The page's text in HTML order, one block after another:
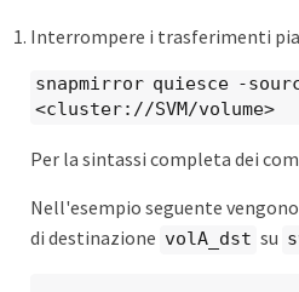
Interrompere i trasferimenti
snapmirror quiesce -
<cluster://SVM/volume>
Per la sintassi completa dei
Nell'esempio seguente
di destinazione volA_dst su